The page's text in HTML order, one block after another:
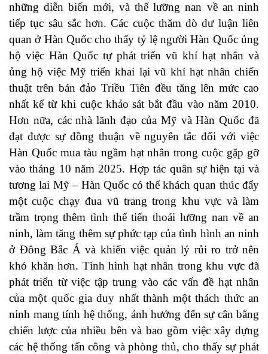
những diễn biến mới, và thế lưỡng nan về an ninh
tiếp tục sâu sắc hơn. Các cuộc thăm dò dư luận liên
quan ở Hàn Quốc cho thấy tỷ lệ người Hàn Quốc ủng
hộ việc Hàn Quốc tự phát triển vũ khí hạt nhân và
ủng hộ việc Mỹ triển khai lại vũ khí hạt nhân chiến
thuật trên bán đảo Triều Tiên đều tăng lên mức cao
nhất kể từ khi cuộc khảo sát bắt đầu vào năm 2010.
Hơn nữa, các nhà lãnh đạo của Mỹ và Hàn Quốc đã
đạt được sự đồng thuận về nguyên tắc đối với việc
Hàn Quốc mua tàu ngầm hạt nhân trong cuộc gặp gỡ
vào tháng 10 năm 2025. Hợp tác quân sự hiện tại và
tương lai Mỹ – Hàn Quốc có thể khách quan thúc đẩy
một cuộc chạy đua vũ trang trong khu vực và làm
trầm trọng thêm tình thế tiến thoái lưỡng nan về an
ninh, làm tăng thêm sự phức tạp của tình hình an ninh
ở Đông Bắc Á và khiến việc quản lý rủi ro trở nên
khó khăn hơn. Tình hình hạt nhân trong khu vực đã
phát triển từ việc tập trung vào các vấn đề hạt nhân
của một quốc gia duy nhất thành một thách thức an
ninh mang tính hệ thống, ảnh hưởng đến sự cân bằng
chiến lược của nhiều bên và bao gồm việc xây dựng
các hệ thống tấn công và phòng thủ, cho thấy sự phát